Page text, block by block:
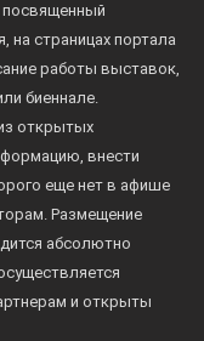
посвященный
на страницах портала
работы выставок,
биеннале.
открытых
внести
еще нет в афише
Размещение
абсолютно
и открыты